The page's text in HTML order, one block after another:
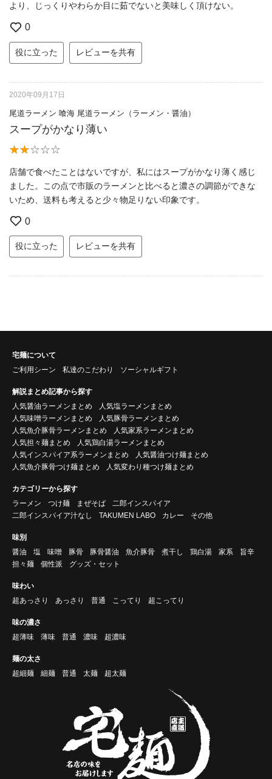
より、じっくりやわらか目に茹でないと美味しく頂けない。
0
役に立った レビューを共有
2020年09月17日
尾道ラーメン 喰海 尾道ラーメン（ラーメン・醤油）
スープがかなり薄い
店舗で食べたことはないですが、私にはスープがかなり薄く感じ
ました。この点で市販のラーメンと比べると濃さの調節ができな
いため、送料も考えると少々物足りない印象です。
0
役に立った レビューを共有
宅麺について
ご利用シーン
私達のこだわり ソーシャルギフト
解説まとめ記事から探す
人気醤油ラーメンまとめ
人気塩ラーメンまとめ
人気味噌ラーメンまとめ
人気豚骨ラーメンまとめ
人気魚介豚骨ラーメンまとめ
人気家系ラーメンまとめ
人気担々麺まとめ
人気鶏白湯ラーメンまとめ
人気インスパイア系ラーメンまとめ
人気醤油つけ麺まとめ
人気魚介豚骨つけ麺まとめ
人気変わり種つけ麺まとめ
カテゴリーから探す
ラーメン
つけ麺 まぜそば
二郎インスパイア
二郎インスパイア汁なし
TAKUMEN LABO カレー その他
味別
醤油
塩 味噌 豚骨 豚骨醤油 魚介豚骨 煮干し 鶏白湯 家系
旨辛
担々麺
個性派 グッズ・セット
味わい
超あっさり
あっさり 普通 こってり 超こってり
味の濃さ
超薄味
薄味 普通 濃味 超濃味
麺の太さ
超細麺
細麺 普通 太麺 超太麺